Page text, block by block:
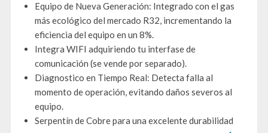
Equipo de Nueva Generación: Integrado con el gas
más ecológico del mercado R32, incrementando la
eficiencia del equipo en un 8%.
Integra WIFI adquiriendo tu interfase de
comunicación (se vende por separado).
Diagnostico en Tiempo Real: Detecta falla al
momento de operación, evitando daños severos al
equipo.
Serpentín de Cobre para una excelente durabilidad